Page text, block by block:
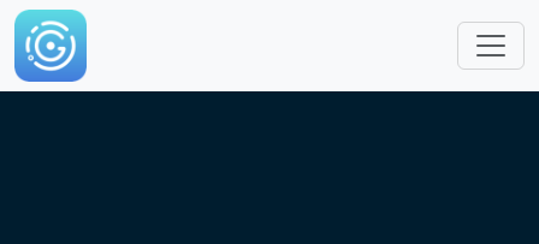
跳转到主要内容